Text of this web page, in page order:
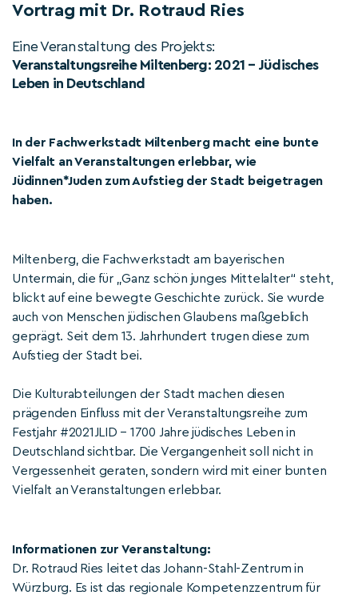
Vortrag mit Dr. Rotraud Ries
Eine Veranstaltung des Projekts:
Veranstaltungsreihe Miltenberg: 2021 – Jüdisches
Leben in Deutschland
In der Fachwerkstadt Miltenberg macht eine bunte
Vielfalt an Veranstaltungen erlebbar, wie
Jüdinnen*Juden zum Aufstieg der Stadt beigetragen
haben.
Miltenberg, die Fachwerkstadt am bayerischen
Untermain, die für „Ganz schön junges Mittelalter“ steht,
blickt auf eine bewegte Geschichte zurück. Sie wurde
auch von Menschen jüdischen Glaubens maßgeblich
geprägt. Seit dem 13. Jahrhundert trugen diese zum
Aufstieg der Stadt bei.
Die Kulturabteilungen der Stadt machen diesen
prägenden Einfluss mit der Veranstaltungsreihe zum
Festjahr #2021JLID – 1700 Jahre jüdisches Leben in
Deutschland sichtbar. Die Vergangenheit soll nicht in
Vergessenheit geraten, sondern wird mit einer bunten
Vielfalt an Veranstaltungen erlebbar.
Informationen zur Veranstaltung:
Dr. Rotraud Ries leitet das Johann-Stahl-Zentrum in
Würzburg. Es ist das regionale Kompetenzzentrum für